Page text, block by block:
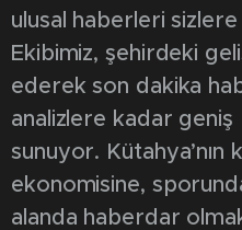
ulusal haberleri
Ekibimiz, şehirdeki
ederek son dakika
analizlere kadar
sunuyor. Kütahya’nın
ekonomisine,
alanda haberdar